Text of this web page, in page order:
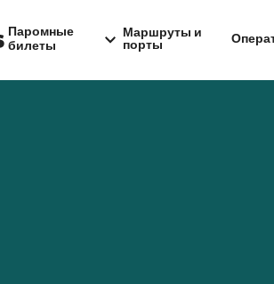
Паромные
билеты
Маршруты и
порты